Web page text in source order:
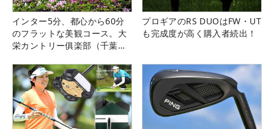
インター5分、都心から60分
のフラットな美観コース。大
栄カントリー俱楽部（千葉
プロギアのRS DUOはFW・UT
も完成度が高く購入者続出！